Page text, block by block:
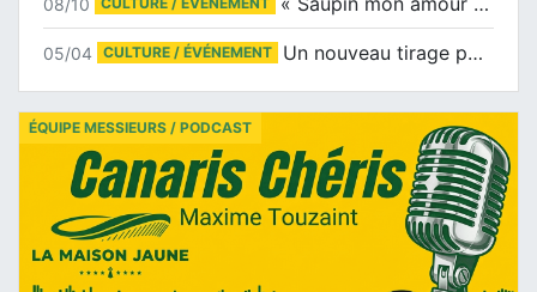
05/04 CULTURE / ÉVÉNEMENT Un nouveau tirage pour le Docu-BD
ÉQUIPE MESSIEURS / PODCAST